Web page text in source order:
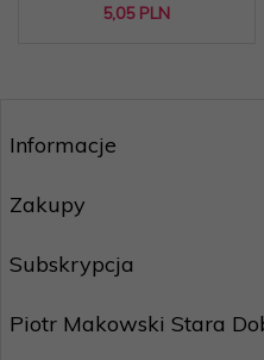
5,05 PLN
Informacje
Zakupy
Subskrypcja
Piotr Makowski Stara